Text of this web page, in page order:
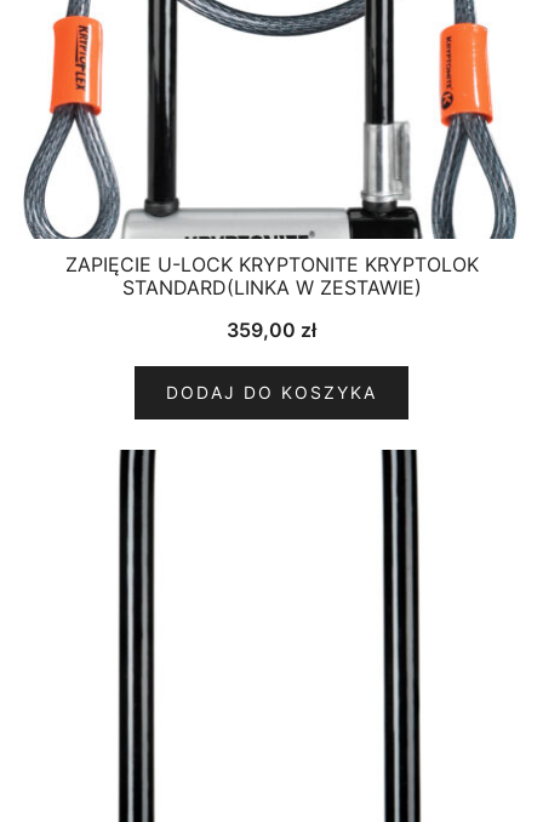
ZAPIĘCIE U-LOCK KRYPTONITE KRYPTOLOK
STANDARD(LINKA W ZESTAWIE)
359,00 zł
DODAJ DO KOSZYKA